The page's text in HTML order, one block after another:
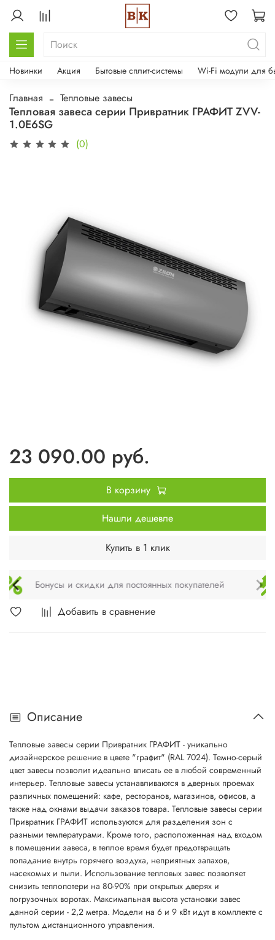
Новинки Акция Бытовые сплит-системы Wi-Fi модули для
Главная Тепловые завесы
Тепловая завеса серии Привратник ГРАФИТ ZVV-
1.0E6SG
(0)
Добавить в сравнение
23 090.00 руб.
В корзину
Нашли дешевле
Купить в 1 клик
Техническое обслуживание и монтаж
Описание
Тепловые завесы серии Привратник ГРАФИТ - уникально
дизайнерское решение в цвете "графит" (RAL 7024). Темно-серый
цвет завесы позволит идеально вписать ее в любой современный
интерьер. Тепловые завесы устанавливаются в дверных проемах
различных помещений: кафе, ресторанов, магазинов, офисов, а
также над окнами выдачи заказов товара. Тепловые завесы серии
Привратник ГРАФИТ используются для разделения зон с
разными температурами. Кроме того, расположенная над входом
в помещении завеса, в теплое время будет предотвращать
попадание внутрь горячего воздуха, неприятных запахов,
насекомых и пыли. Использование тепловых завес позволяет
снизить теплопотери на 80-90% при открытых дверях и
погрузочных воротах. Максимальная высота установки завес
данной серии - 2,2 метра. Модели на 6 и 9 кВт идут в комплекте с
пультом дистанционного управления.